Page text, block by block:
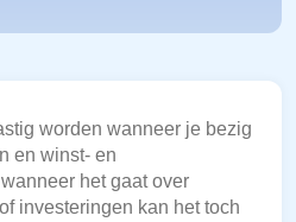
worden wanneer je bezig
en winst- en
het gaat over
investeringen kan het toch